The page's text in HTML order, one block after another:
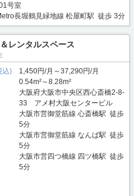
号室
長堀鶴見緑地線 松屋町駅 徒歩 3分
レンタルスペース
込)
1,450円/月～37,290円/月
0.54m²～8.28m²
大阪府大阪市中央区西心斎橋2-8-
33 アメ村大阪センタービル
大阪市営御堂筋線 心斎橋駅 徒歩
5分
大阪市営御堂筋線 なんば駅 徒歩
5分
大阪市営四つ橋線 四ツ橋駅 徒歩
5分